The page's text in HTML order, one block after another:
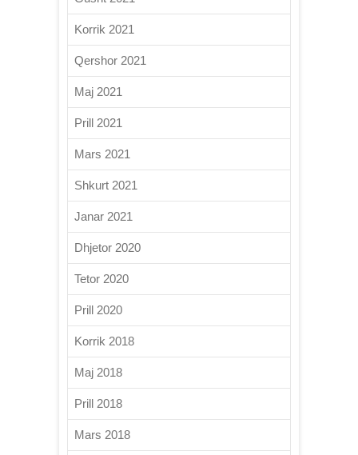
Korrik 2021
Qershor 2021
Maj 2021
Prill 2021
Mars 2021
Shkurt 2021
Janar 2021
Dhjetor 2020
Tetor 2020
Prill 2020
Korrik 2018
Maj 2018
Prill 2018
Mars 2018